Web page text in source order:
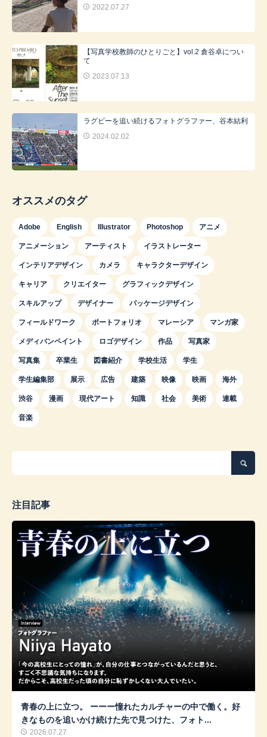
2022.07.27
【写真学校教師のひとりごと】vol.2 倉谷卓につい
て
2023.07.13
ラグビーを追い続けるフォトグラファー、谷本結利
2024.02.02
オススメのタグ
Adobe English Illustrator Photoshop アニメ
アニメーション アーティスト イラストレーター
インテリアデザイン カメラ キャラクターデザイン
キャリア クリエイター グラフィックデザイン
スキルアップ デザイナー パッケージデザイン
フィールドワーク ポートフォリオ マレーシア マンガ家
メディバンペイント ロゴデザイン 作品 写真家
写真集 卒業生 図書紹介 学校生活 学生
学生編集部 展示 広告 建築 映像 映画 海外
渋谷 漫画 現代アート 知識 社会 美術 連載
音楽
注目記事
青春の上に立つ。 ーーー憧れたカルチャーの中で働く。好
きなものを追いかけ続けた先で見つけた、フォト...
2026.07.27